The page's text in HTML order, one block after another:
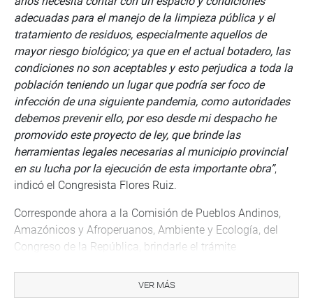
adecuadas para el manejo de la limpieza pública y el
tratamiento de residuos, especialmente aquellos de
mayor riesgo biológico; ya que en el actual botadero, las
condiciones no son aceptables y esto perjudica a toda la
población teniendo un lugar que podría ser foco de
infección de una siguiente pandemia, como autoridades
debemos prevenir ello, por eso desde mi despacho he
promovido este proyecto de ley, que brinde las
herramientas legales necesarias al municipio provincial
en su lucha por la ejecución de esta importante obra”,
indicó el Congresista Flores Ruiz.
Corresponde ahora a la Comisión de Pueblos Andinos,
Amazónicos y Afroperuanos, Ambiente y Ecología, del
Congreso de la República, brindarle el trámite
VER MÁS